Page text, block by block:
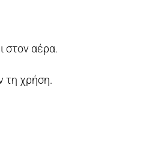
στον αέρα.
τη χρήση.